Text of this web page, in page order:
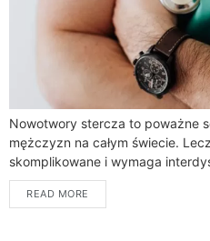
Nowotwory stercza to poważne
mężczyzn na całym świecie.
skomplikowane i wymaga
obejmującego różne metody
odpowiedniego leczenia zależy
READ MORE